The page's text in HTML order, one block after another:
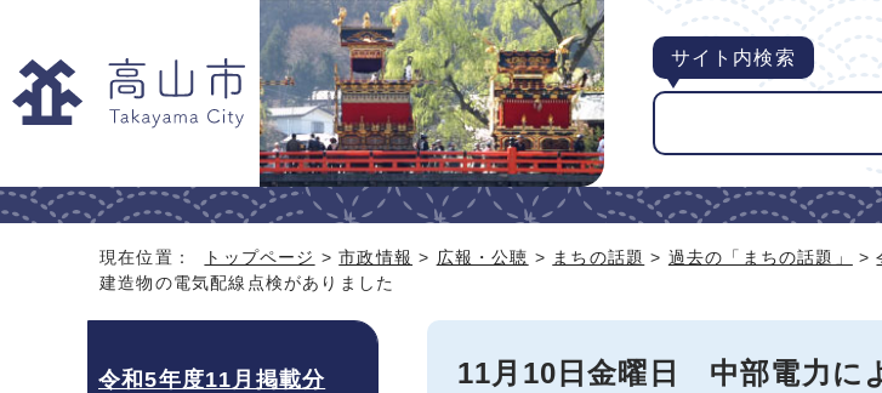
サイト内検索
現在位置： トップページ >市政情報 > 広報・公聴 > まちの話題 > 過去の「まちの話題」 >
建造物の電気配線点検がありました
11月10日金曜日 中部電力に
令和5年度11月掲載分